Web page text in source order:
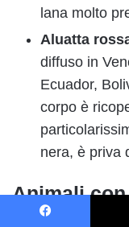
lana molto
Aluatta
diffuso in
Ecuador,
corpo è
nera, è priva
Animali